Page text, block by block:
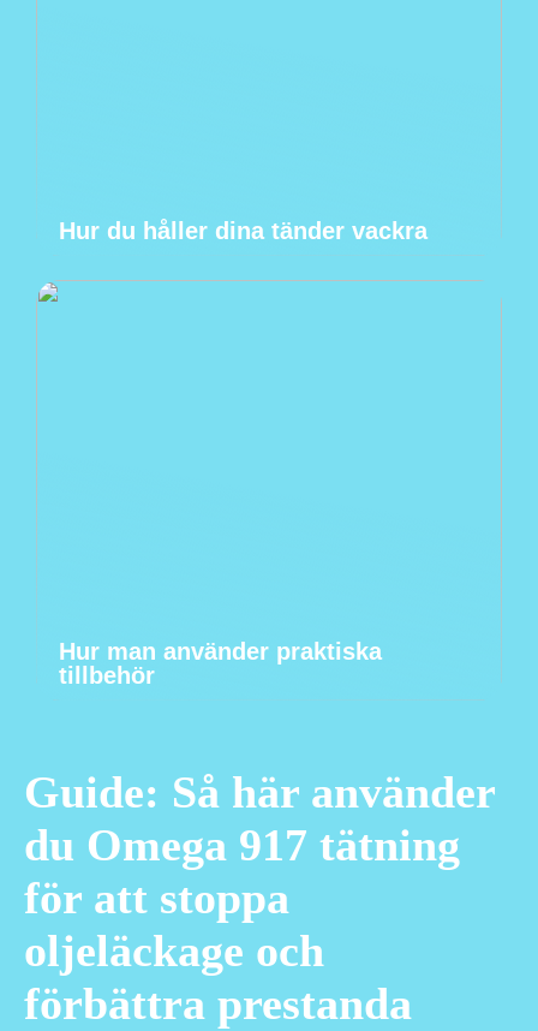
Hur du håller dina tänder vackra
Hur man använder praktiska
tillbehör
Guide: Så här använder
du Omega 917 tätning
för att stoppa
oljeläckage och
förbättra prestanda